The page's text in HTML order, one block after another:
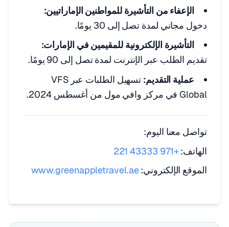
الإعفاء من التأشيرة للمواطنين الإماراتيين:
دخول مجاني لمدة تصل إلى 30 يومًا.
التأشيرة الإلكترونية للمقيمين في الإمارات:
تقديم الطلب عبر الإنترنت لمدة تصل إلى 90 يومًا.
عملية التقديم:
تسهيل الطلبات عبر VFS
Global في مركز وافي مول من أغسطس 2024.
تواصل معنا اليوم:
الهاتف:+971 43333 221
الموقع الإلكتروني:www.greenappletravel.ae